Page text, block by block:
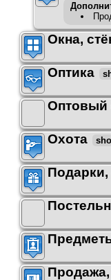
Окна,
Оптика
Оптовый
Охота